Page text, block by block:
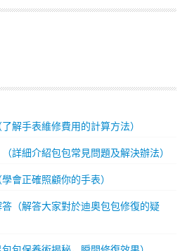
解手表維修費用的計算方法）
詳細介紹包包常見問題及解決辦法）
會正確照顧你的手表）
（解答大家對於迪奧包包修復的疑